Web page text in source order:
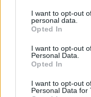
I want to opt-out
personal data.
Opted In
I want to opt-out
Personal Data.
Opted In
I want to opt-out
Personal Data for
Karlsson, som
många positiva